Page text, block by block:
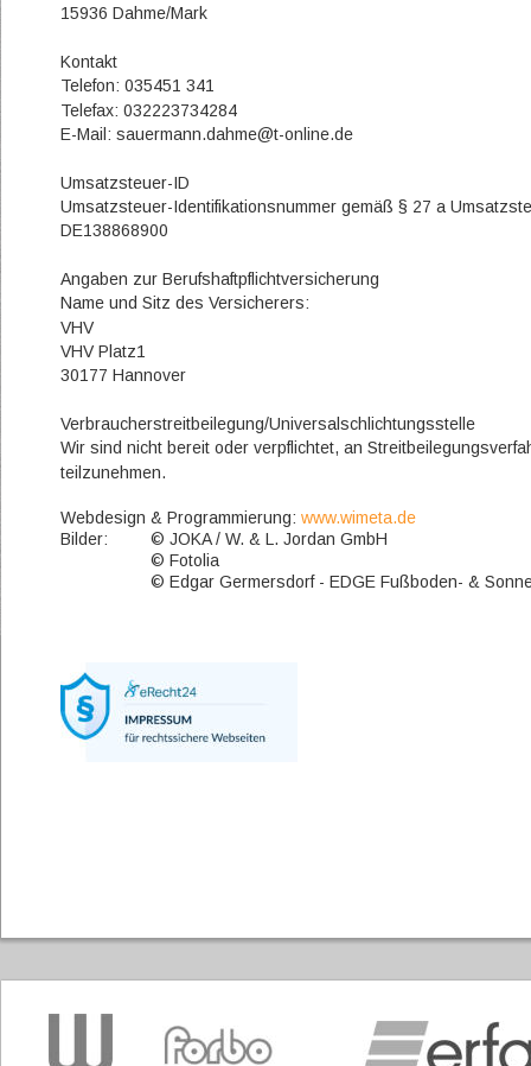
15936 Dahme/Mark
Kontakt
Telefon: 035451 341
Telefax: 032223734284
E-Mail: sauermann.dahme@t-online.de
Umsatzsteuer-ID
Umsatzsteuer-Identifikationsnummer gemäß § 27 a
DE138868900
Angaben zur Berufshaftpflichtversicherung
Name und Sitz des Versicherers:
VHV
VHV Platz1
30177 Hannover
Verbraucherstreitbeilegung/Universalschlichtungsstelle
Wir sind nicht bereit oder verpflichtet, an
teilzunehmen.
Webdesign & Programmierung: www.wimeta.de
Bilder:
© JOKA / W. & L. Jordan GmbH
© Fotolia
© Edgar Germersdorf - EDGE Fußboden- &